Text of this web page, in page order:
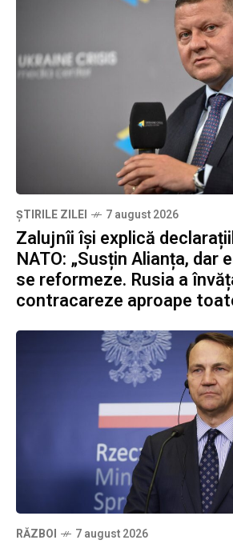
ȘTIRILE ZILEI 7 august 2026
Zalujnîi își explică
NATO: „Susțin Alianța, dar
se reformeze. Rusia a
contracareze aproape
RĂZBOI 7 august 2026